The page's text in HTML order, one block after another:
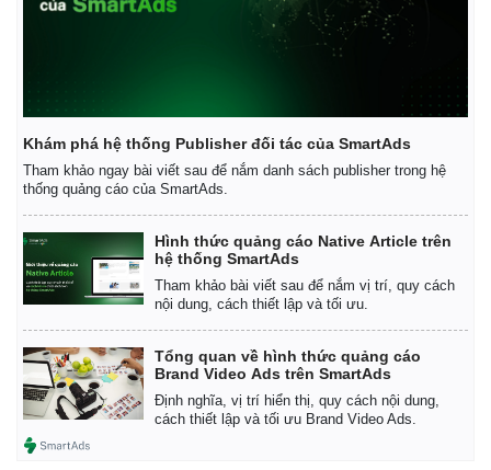
Khám phá hệ thống Publisher đối tác của SmartAds
Tham khảo ngay bài viết sau để nắm danh sách publisher trong hệ
thống quảng cáo của SmartAds.
Hình thức quảng cáo Native Article trên
hệ thống SmartAds
Tham khảo bài viết sau để nắm vị trí, quy cách
nội dung, cách thiết lập và tối ưu.
Tổng quan về hình thức quảng cáo
Brand Video Ads trên SmartAds
Định nghĩa, vị trí hiển thị, quy cách nội dung,
cách thiết lập và tối ưu Brand Video Ads.